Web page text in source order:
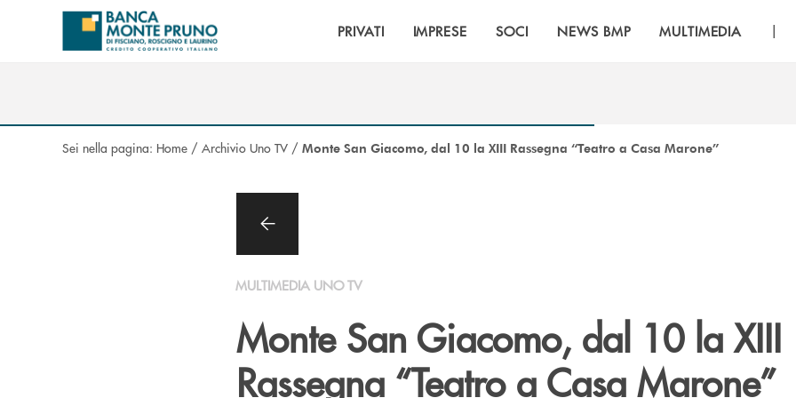
Salta al contenuto principale
PRIVATI IMPRESE SOCI NEWS BMP MULTIMEDIA |
Sei nella pagina: Home / Archivio Uno TV / Monte San Giacomo, dal 10 la XIII Rassegna “Teatro a Casa Marone”
MULTIMEDIA UNO TV
Monte San Giacomo, dal 10 la XIII
Rassegna “Teatro a Casa Marone”